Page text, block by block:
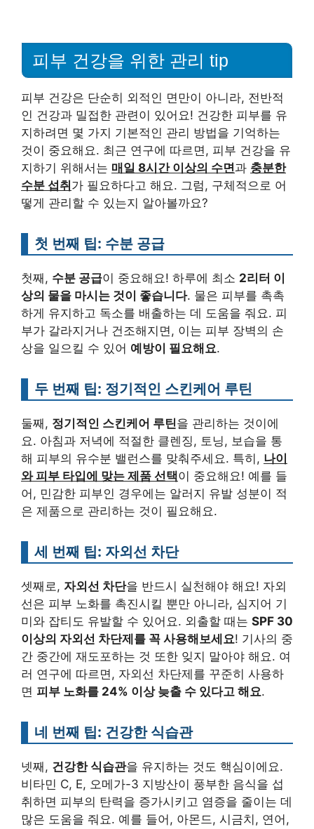
피부 건강을 위한 관리 tip
피부 건강은 단순히 외적인 면만이 아니라, 전반적
인 건강과 밀접한 관련이 있어요! 건강한 피부를 유
지하려면 몇 가지 기본적인 관리 방법을 기억하는
것이 중요해요. 최근 연구에 따르면, 피부 건강을 유
지하기 위해서는 매일 8시간 이상의 수면과 충분한
수분 섭취 가 필요하다고 해요. 그럼, 구체적으로 어
떻게 관리할 수 있는지 알아볼까요?
첫 번째 팁: 수분 공급
첫째, 수분 공급이 중요해요! 하루에 최소 2리터 이
상의 물을 마시는 것이 좋습니다. 물은 피부를 촉촉
하게 유지하고 독소를 배출하는 데 도움을 줘요. 피
부가 갈라지거나 건조해지면, 이는 피부 장벽의 손
상을 일으킬 수 있어 예방이 필요해요.
두 번째 팁: 정기적인 스킨케어 루틴
둘째, 정기적인 스킨케어 루틴을 관리하는 것이에
요. 아침과 저녁에 적절한 클렌징, 토닝, 보습을 통
해 피부의 유수분 밸런스를 맞춰주세요. 특히, 나이
와 피부 타입에 맞는 제품 선택이 중요해요! 예를 들
어, 민감한 피부인 경우에는 알러지 유발 성분이 적
은 제품으로 관리하는 것이 필요해요.
세 번째 팁: 자외선 차단
셋째로, 자외선 차단을 반드시 실천해야 해요! 자외
선은 피부 노화를 촉진시킬 뿐만 아니라, 심지어 기
미와 잡티도 유발할 수 있어요. 외출할 때는 SPF 30
이상의 자외선 차단제를 꼭 사용해보세요! 기사의 중
간 중간에 재도포하는 것 또한 잊지 말아야 해요. 여
러 연구에 따르면, 자외선 차단제를 꾸준히 사용하
면 피부 노화를 24% 이상 늦출 수 있다고 해요.
네 번째 팁: 건강한 식습관
넷째, 건강한 식습관을 유지하는 것도 핵심이에요.
비타민 C, E, 오메가-3 지방산이 풍부한 음식을 섭
취하면 피부의 탄력을 증가시키고 염증을 줄이는 데
많은 도움을 줘요. 예를 들어, 아몬드, 시금치, 연어,